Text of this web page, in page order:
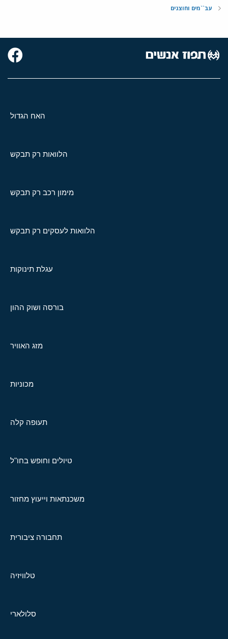
עב``מים וחוצנים
האח הגדול
הלוואות רק תבקש
מימון רכב רק תבקש
הלוואות לעסקים רק תבקש
עגלת תינוקות
בורסה ושוק ההון
מזג האוויר
מכוניות
תעופה קלה
טיולים וחופש בחו"ל
משכנתאות וייעוץ מחזור
תחבורה ציבורית
טלוויזיה
סלולארי